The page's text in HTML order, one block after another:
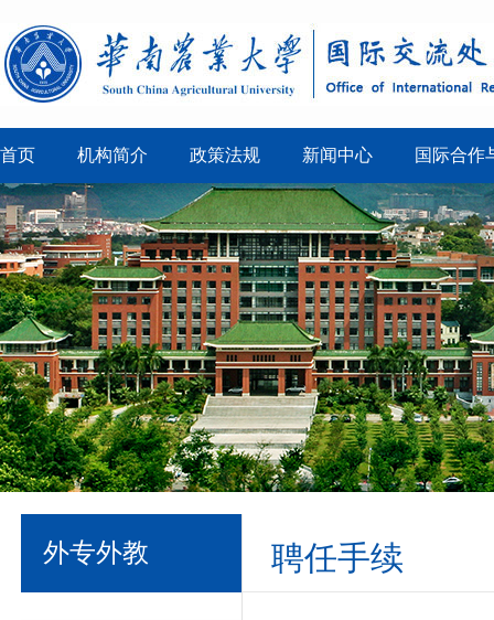
首页 机构简介 政策法规 新闻中心 国际合作
外专外教 聘任手续